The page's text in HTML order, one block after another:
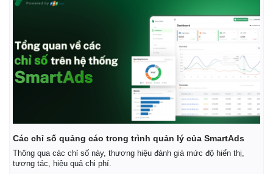
Các chỉ số quảng cáo trong trình quản lý của SmartAds
Thông qua các chỉ số này, thương hiệu đánh giá mức độ hiển thị,
tương tác, hiệu quả chi phí.